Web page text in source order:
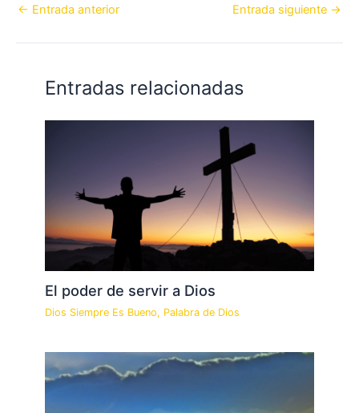
← Entrada anterior Entrada siguiente →
Entradas relacionadas
El poder de servir a Dios
Dios Siempre Es Bueno, Palabra de Dios